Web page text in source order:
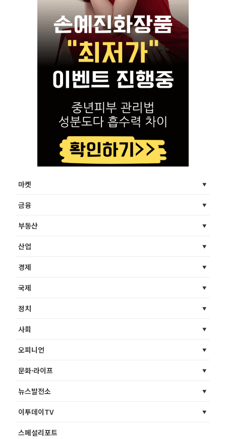
마켓
금융
부동산
산업
경제
국제
정치
사회
오피니언
문화·라이프
뉴스발전소
이투데이TV
스페셜리포트